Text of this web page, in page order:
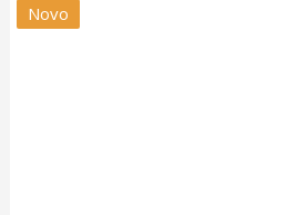
Novo